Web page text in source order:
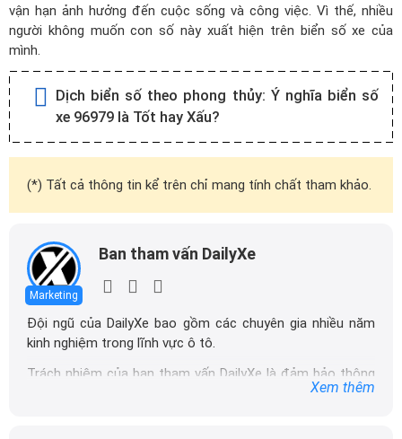
vận hạn ảnh hưởng đến cuộc sống và công việc. Vì thế, nhiều
người không muốn con số này xuất hiện trên biển số xe của
mình.
Dịch biển số theo phong thủy: Ý nghĩa biển số
xe 96979 là Tốt hay Xấu?
(*) Tất cả thông tin kể trên chỉ mang tính chất tham khảo.
Marketing
Ban tham vấn DailyXe
Đội ngũ của DailyXe bao gồm các chuyên gia nhiều năm
kinh nghiệm trong lĩnh vực ô tô.
Trách nhiệm của ban tham vấn DailyXe là đảm bảo thông
tin chính xác được đăng tải trên dailyxe.com.vn, thường
Xem thêm